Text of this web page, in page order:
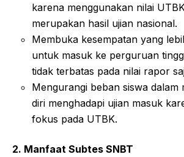
karena menggunakan nilai
merupakan hasil ujian nasional.
Membuka kesempatan yang
untuk masuk ke perguruan
tidak terbatas pada nilai rapor
Mengurangi beban siswa dalam
diri menghadapi ujian masuk
fokus pada UTBK.
2. Manfaat Subtes SNBT